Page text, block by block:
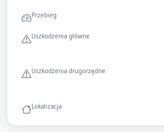
Przebieg
Uszkodzenia główne
Uszkodzenia drugorzędne
Lokalizacja